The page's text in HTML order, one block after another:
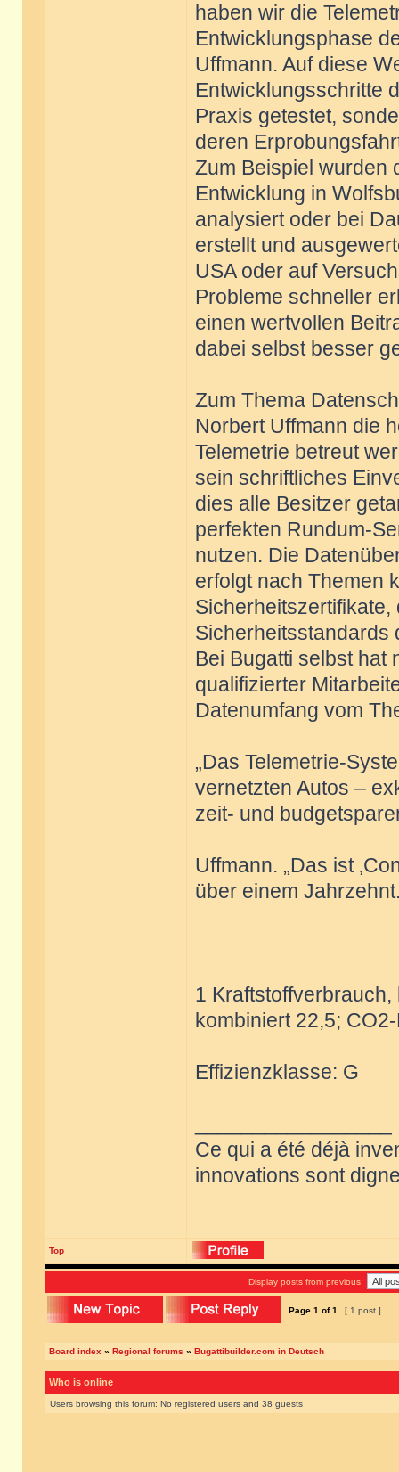
haben wir die
Entwicklungsphase
Uffmann. Auf diese
Entwicklungsschritte
Praxis getestet,
deren
Zum Beispiel wurden
Entwicklung in
analysiert oder bei
erstellt und
USA oder auf
Probleme schneller
einen wertvollen
dabei selbst besser
Zum Thema
Norbert Uffmann die
Telemetrie betreut
sein schriftliches
dies alle Besitzer
perfekten Rundum-
nutzen. Die
erfolgt nach Themen
Sicherheitsstandards
Bei Bugatti selbst hat
qualifizierter
Datenumfang vom
„Das Telemetrie-
vernetzten Autos –
zeit- und
Uffmann. „Das ist
über einem
1
kombiniert 22,5;
Effizienzklasse: G
Ce qui a été déjà
innovations sont
Top
Display posts from previous:
Page 1 of1 [ 1 post ]
Board index » Regional forums » Bugattibuilder.com in Deutsch
Who is online
Users browsing this forum: No registered users and 38 guests